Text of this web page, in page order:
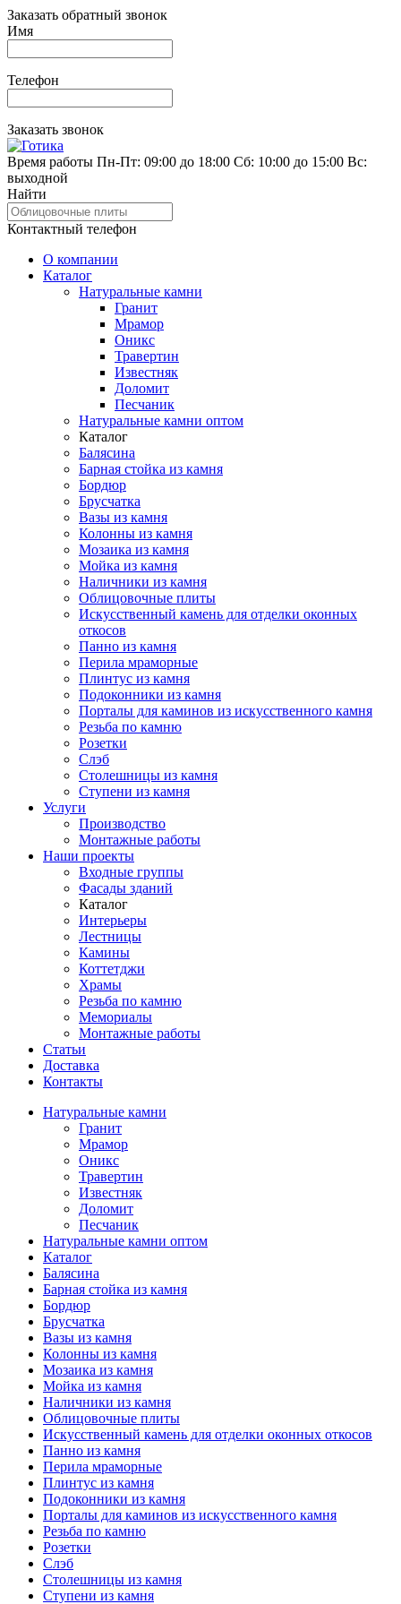
Заказать обратный звонок
Имя
Телефон
Заказать звонок
Время работы Пн-Пт: 09:00 до 18:00 Сб: 10:00 до 15:00 Вс:
выходной
Найти
Контактный телефон
О компании
Каталог
Натуральные камни
Гранит
Мрамор
Оникс
Травертин
Известняк
Доломит
Песчаник
Натуральные камни оптом
Каталог
Балясина
Барная стойка из камня
Бордюр
Брусчатка
Вазы из камня
Колонны из камня
Мозаика из камня
Мойка из камня
Наличники из камня
Облицовочные плиты
Искусственный камень для отделки оконных
откосов
Панно из камня
Перила мраморные
Плинтус из камня
Подоконники из камня
Порталы для каминов из искусственного камня
Резьба по камню
Розетки
Слэб
Столешницы из камня
Ступени из камня
Услуги
Производство
Монтажные работы
Наши проекты
Входные группы
Фасады зданий
Каталог
Интерьеры
Лестницы
Камины
Коттетджи
Храмы
Резьба по камню
Мемориалы
Монтажные работы
Статьи
Доставка
Контакты
Натуральные камни
Гранит
Мрамор
Оникс
Травертин
Известняк
Доломит
Песчаник
Натуральные камни оптом
Каталог
Балясина
Барная стойка из камня
Бордюр
Брусчатка
Вазы из камня
Колонны из камня
Мозаика из камня
Мойка из камня
Наличники из камня
Облицовочные плиты
Искусственный камень для отделки оконных откосов
Панно из камня
Перила мраморные
Плинтус из камня
Подоконники из камня
Порталы для каминов из искусственного камня
Резьба по камню
Розетки
Слэб
Столешницы из камня
Ступени из камня